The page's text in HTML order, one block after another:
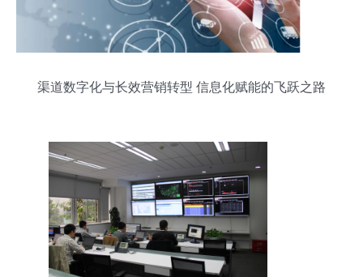
渠道数字化与长效营销转型 信息化赋能的飞跃之路